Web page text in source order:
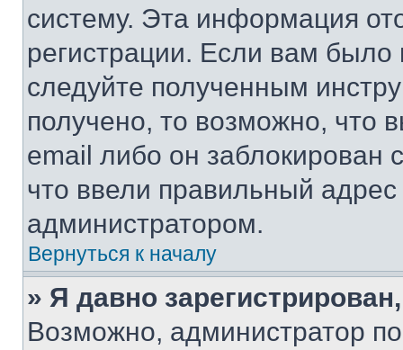
систему. Эта информация
регистрации. Если вам
следуйте полученным
получено, то возможно, что
email либо он
что ввели правильный адрес
администратором.
Вернуться к началу
» Я давно
Возможно, администратор